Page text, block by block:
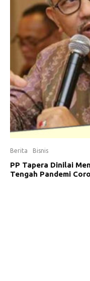
Berita Bisnis
PP Tapera Dinilai
Tengah Pandemi